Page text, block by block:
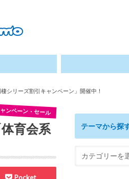
シリーズ割引キャンペーン」開催中！
ンペーン・セール
育会系
テーマから探